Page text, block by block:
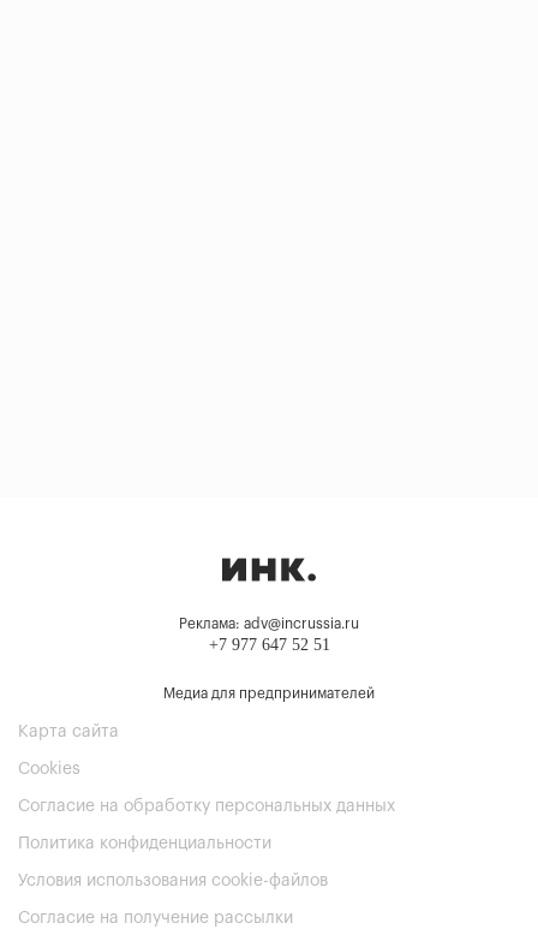
Реклама: adv@incrussia.ru
+7 977 647 52 51
Медиа для предпринимателей
Карта сайта
Cookies
Согласие на обработку персональных данных
Политика конфиденциальности
Условия использования cookie-файлов
Согласие на получение рассылки